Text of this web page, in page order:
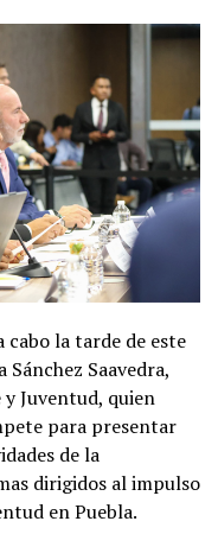
cabo la tarde de este
Saavedra,
Juventud, quien
para presentar
de la
dirigidos al impulso
en Puebla.